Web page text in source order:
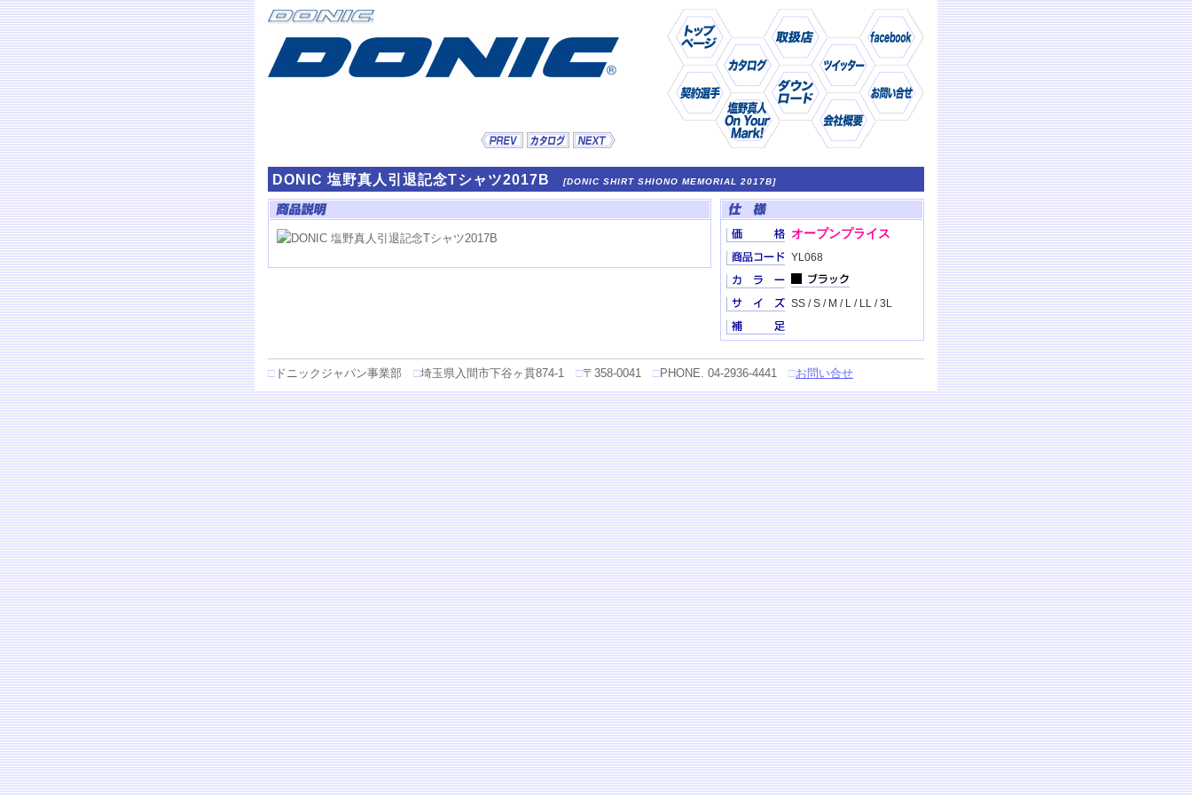
DONIC 塩野真人引退記念Tシャツ2017B [DONIC SHIRT SHIONO MEMORIAL 2017B]
商品
仕様
オープンプライス
YL068
SS / S / M / L / LL / 3L
□ ドニックジャパン事業部 □埼玉県入間市下谷ヶ貫874-1 □〒358-0041 □PHONE. 04-2936-4441 □お問い合せ